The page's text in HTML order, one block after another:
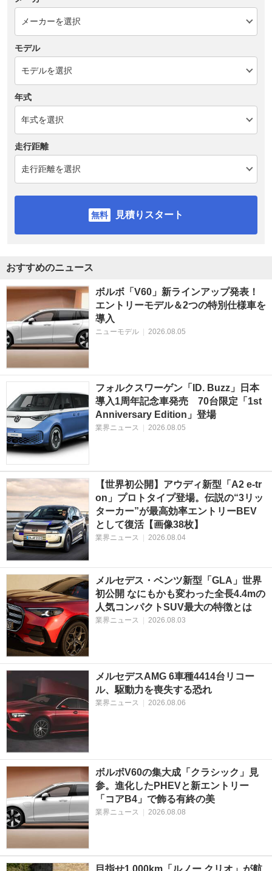
モデル
年式
走行距離
見積りスタート
おすすめのニュース
ボルボ「V60」新ラインアップ発表！
エントリーモデル＆2つの特別仕様車を
導入
ニューモデル 2026.08.05
フォルクスワーゲン「ID. Buzz」日本
導入1周年記念車発売 70台限定「1st
Anniversary Edition」登場
業界ニュース 2026.08.05
【世界初公開】アウディ新型「A2 e-tr
on」プロトタイプ登場。伝説の“3リッ
ターカー”が最高効率エントリーBEV
として復活【画像38枚】
業界ニュース 2026.08.04
メルセデス・ベンツ新型「GLA」世界
初公開 なにもかも変わった全長4.4mの
人気コンパクトSUV最大の特徴とは
業界ニュース 2026.08.03
メルセデスAMG 6車種4414台リコー
ル、駆動力を喪失する恐れ
業界ニュース | 2026.08.06
ボルボV60の集大成「クラシック」見
参。進化したPHEVと新エントリー
「コアB4」で飾る有終の美
業界ニュース | 2026.08.08
目指せ1,000km「ルノー クリオ」が航